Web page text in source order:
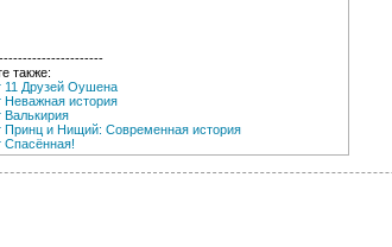
также:
11 Друзей Оушена
Неважная история
Валькирия
Принц и Нищий: Современная история
Спасённая!